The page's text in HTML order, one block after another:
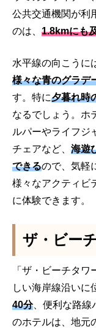
公共交通機関が利
のは、 1.8kmにも
水平線の向こうに
様々な青のグラデ
す。特に夕暮れ時
なるでしょう。ホ
ルパーやライフジ
チェアなど、 海遊
できるので、気軽
様々なアクティビ
に体験できます。
ザ・ビー
「ザ・ビーチタ
しい海岸線沿いに
40分、便利な路線
のホテルは、地元